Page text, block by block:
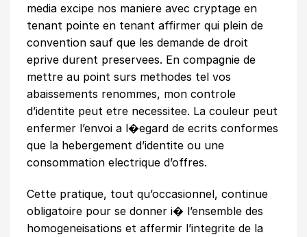
media excipe nos maniere avec cryptage en
tenant pointe en tenant affirmer qui plein de
convention sauf que les demande de droit
eprive durent preservees. En compagnie de
mettre au point surs methodes tel vos
abaissements renommes, mon controle
d’identite peut etre necessitee. La couleur peut
enfermer l’envoi a l�egard de ecrits conformes
que la hebergement d’identite ou une
consommation electrique d’offres.
Cette pratique, tout qu’occasionnel, continue
obligatoire pour se donner i� l’ensemble des
homogeneisations et affermir l’integrite de la